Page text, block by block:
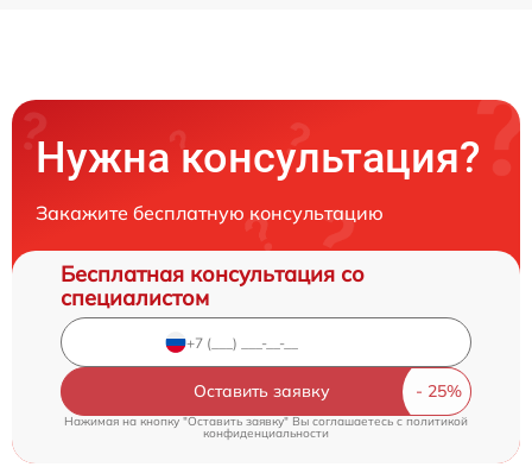
Нужна консультация?
Закажите бесплатную консультацию
Бесплатная консультация со
специалистом
Оставить заявку
Нажимая на кнопку "Оставить заявку" Вы соглашаетесь c политикой
конфиденциальности